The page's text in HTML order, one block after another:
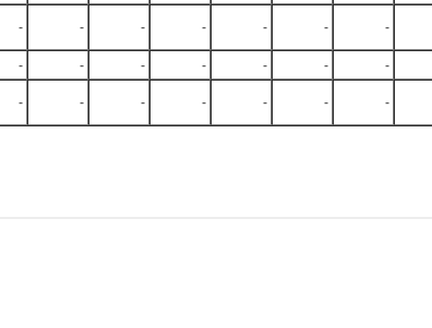
- - - - - - -
- - - - - -
-
- - - - - - -